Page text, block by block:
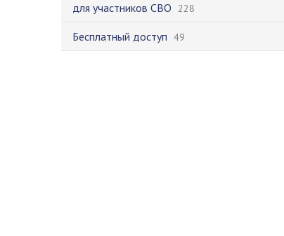
для участников СВО 228
Бесплатный доступ 49